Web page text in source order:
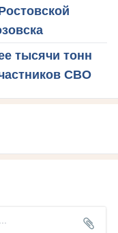
тысячи тонн
СВО